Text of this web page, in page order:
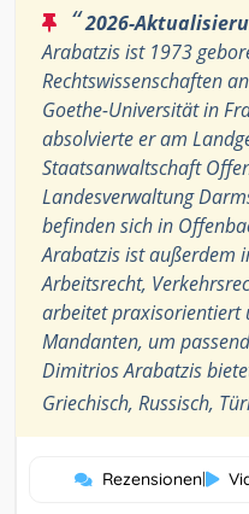
“2026-
Arabatzis ist 1973
Rechtswissenschaften
Goethe-Universität in
absolvierte er am
Staatsanwaltschaft
Landesverwaltung
befinden sich in
Arabatzis ist außerdem
Arbeitsrecht,
arbeitet praxisorientiert
Mandanten, um
Dimitrios Arabatzis
Griechisch, Russisch,
Rezensionen|